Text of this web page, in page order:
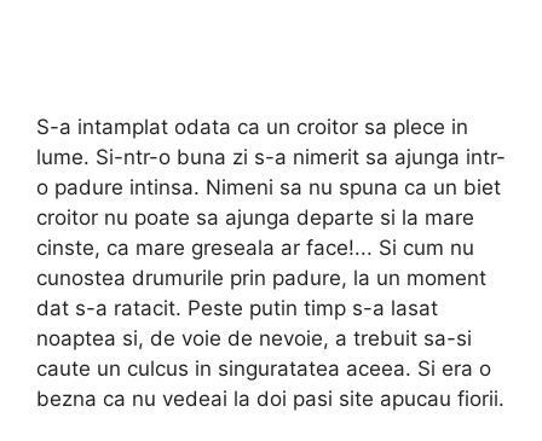
S-a intamplat odata ca un croitor sa plece in
lume. Si-ntr-o buna zi s-a nimerit sa ajunga intr-
o padure intinsa. Nimeni sa nu spuna ca un biet
croitor nu poate sa ajunga departe si la mare
cinste, ca mare gre­seala ar face!... Si cum nu
cunostea drumurile prin pa­dure, la un moment
dat s-a ratacit. Peste putin timp s-a lasat
noaptea si, de voie de nevoie, a trebuit sa-si
caute un culcus in singuratatea aceea. Si era o
bezna ca nu vedeai la doi pasi site apucau fiorii.